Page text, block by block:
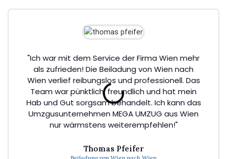
"Ich war mit dem Service der Firma Wien mehr
als zufrieden! Die Beiladung von Wien nach
Wien verlief reibungslos und professionell. Das
Team war pünktlich, freundlich und hat mein
Hab und Gut sorgsam behandelt. Ich kann das
Umzgusunternehmen MEGA UMZUG aus Wien
nur wärmstens weiterempfehlen!"
Thomas Pfeifer